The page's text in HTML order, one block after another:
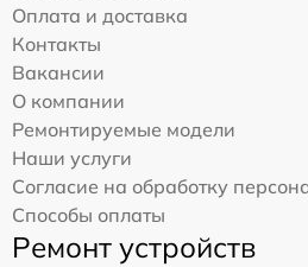
Оплата и доставка
Контакты
Вакансии
О компании
Ремонтируемые модели
Наши услуги
Согласие на обработку
Способы оплаты
Ремонт устройств